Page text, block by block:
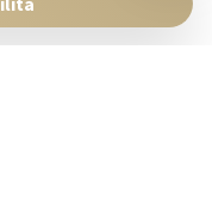
- +34665313223